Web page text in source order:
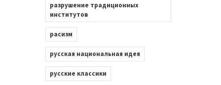
разрушение традиционных
институтов
расизм
русская национальная идея
русские классики